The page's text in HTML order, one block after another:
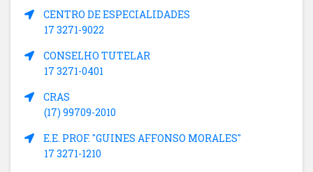
CENTRO DE ESPECIALIDADES
17 3271-9022
CONSELHO TUTELAR
17 3271-0401
CRAS
(17) 99709-2010
E.E. PROF. "GUINES AFFONSO MORALES"
17 3271-1210